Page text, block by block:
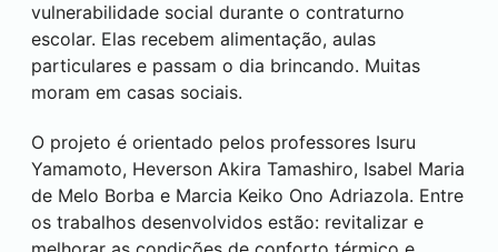
vulnerabilidade social durante o contraturno
escolar. Elas recebem alimentação, aulas
particulares e passam o dia brincando. Muitas
moram em casas sociais.
O projeto é orientado pelos professores Isuru
Yamamoto, Heverson Akira Tamashiro, Isabel Maria
de Melo Borba e Marcia Keiko Ono Adriazola. Entre
os trabalhos desenvolvidos estão: revitalizar e